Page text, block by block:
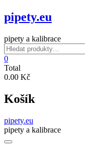
Skip
to
pipety.eu
pipety a kalibrace
Hledat:
0
Total
0.00 Kč
Košík
pipety.eu
pipety a kalibrace